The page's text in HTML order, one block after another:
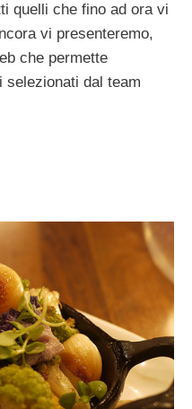
quelli che fino ad ora vi
vi presenteremo,
che permette
selezionati dal team